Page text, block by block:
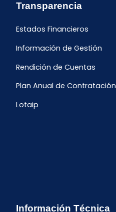
Transparencia
Estados Financieros
Información de Gestión
Rendición de Cuentas
Plan Anual de Contratación
Lotaip
Información Técnica